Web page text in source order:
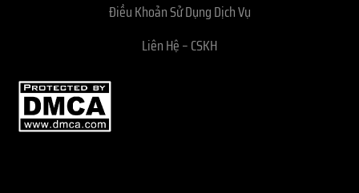
Điều Khoản Sử Dụng Dịch Vụ
Liên Hệ – CSKH